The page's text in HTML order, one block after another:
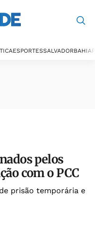
ESPORTESSALVADORBAHIA
pelos
com o PCC
prisão temporária e